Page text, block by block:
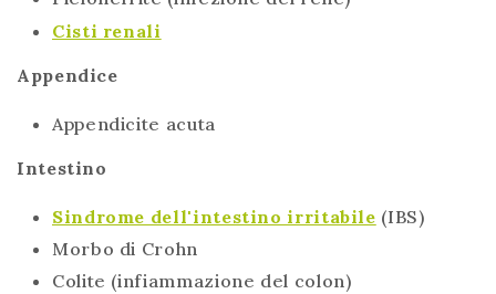
Cisti renali
Appendice
Appendicite acuta
Intestino
Sindrome dell'intestino irritabile (IBS)
Morbo di Crohn
Colite (infiammazione del colon)